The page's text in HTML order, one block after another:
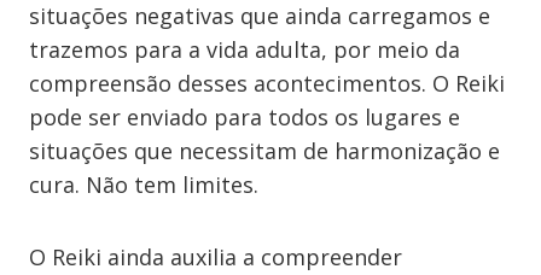
situações negativas que ainda carregamos e
trazemos para a vida adulta, por meio da
compreensão desses acontecimentos. O Reiki
pode ser enviado para todos os lugares e
situações que necessitam de harmonização e
cura. Não tem limites.
O Reiki ainda auxilia a compreender